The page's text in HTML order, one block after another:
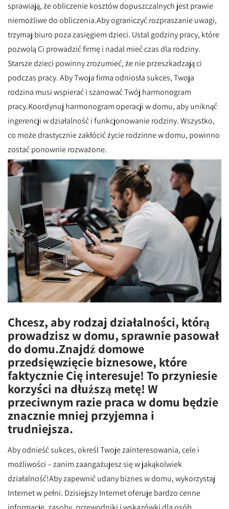
sprawiają, że obliczenie kosztów dopuszczalnych jest prawie
niemożliwe do obliczenia.Aby ograniczyć rozpraszanie uwagi,
trzymaj biuro poza zasięgiem dzieci. Ustal godziny pracy, które
pozwolą Ci prowadzić firmę i nadal mieć czas dla rodziny.
Starsze dzieci powinny zrozumieć, że nie przeszkadzają ci
podczas pracy. Aby Twoja firma odniosła sukces, Twoja
rodzina musi wspierać i szanować Twój harmonogram
pracy.Koordynuj harmonogram operacji w domu, aby uniknąć
ingerencji w działalność i funkcjonowanie rodziny. Wszystko,
co może drastycznie zakłócić życie rodzinne w domu, powinno
zostać ponownie rozważone.
Chcesz, aby rodzaj działalności, którą
prowadzisz w domu, sprawnie pasował
do domu.Znajdź domowe
przedsięwzięcie biznesowe, które
faktycznie Cię interesuje! To przyniesie
korzyści na dłuższą metę! W
przeciwnym razie praca w domu będzie
znacznie mniej przyjemna i
trudniejsza.
Aby odnieść sukces, określ Twoje zainteresowania, cele i
możliwości – zanim zaangażujesz się w jakąkolwiek
działalność!Aby zapewnić udany biznes w domu, wykorzystaj
Internet w pełni. Dzisiejszy Internet oferuje bardzo cenne